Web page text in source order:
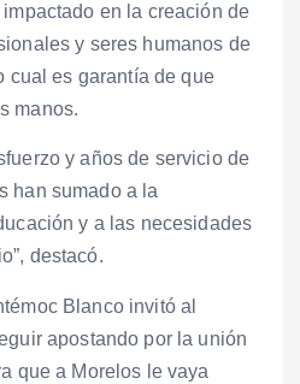
en la creación de
y seres humanos de
cual es garantía de que
manos.
y años de servicio de
han sumado a la
y a las necesidades
destacó.
Blanco invitó al
apostando por la unión
que a Morelos le vaya